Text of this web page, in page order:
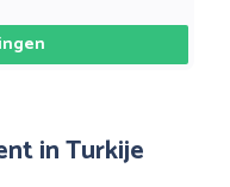
in Turkije